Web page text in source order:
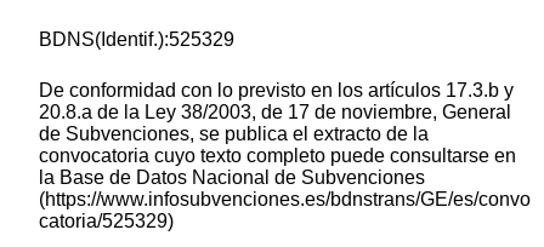
BDNS(Identif.):525329
De conformidad con lo previsto en los artículos 17.3.b y
20.8.a de la Ley 38/2003, de 17 de noviembre, General
de Subvenciones, se publica el extracto de la
convocatoria cuyo texto completo puede consultarse en
la Base de Datos Nacional de Subvenciones
(https://www.infosubvenciones.es/bdnstrans/GE/es/convo
catoria/525329)